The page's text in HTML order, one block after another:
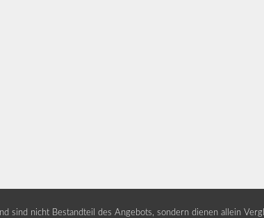
sind nicht Bestandteil des Angebots, sondern dienen allein